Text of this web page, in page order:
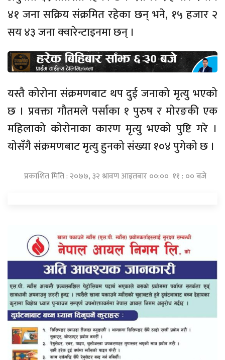
४१ जना सक्रिय संक्रमित रहेका छन् भने, १५ हजार २
सय ४३ जना क्वारेन्टाइनमा छन् ।
यस्तै कोरोना संक्रमणबाट थप दुई जनाको मृत्यु भएको
छ । प्रवक्ता गौतमले पर्साका १ पुरुष र मोरङकी एक
महिलाको कोरोनाका कारण मृत्यु भएको पुष्टि गरे ।
योसँगै संक्रमणबाट मृत्यु हुनको संख्या १०४ पुगेको छ ।
प्रकाशित मिति : २०७७, ३२ श्रावण आइतबार ००:०० ११ : ०० बजे